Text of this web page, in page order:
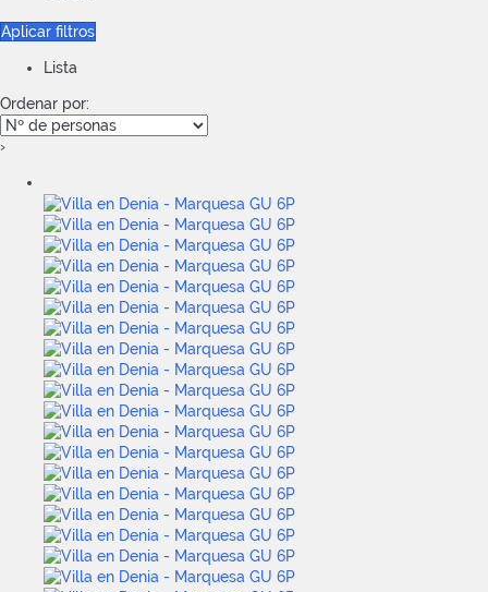
Aplicar filtros
Lista
Ordenar por:
›